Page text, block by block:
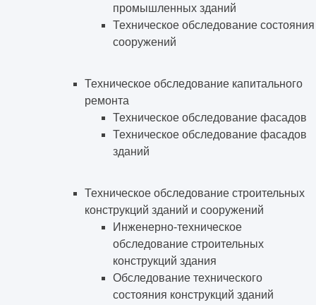
промышленных зданий
Техническое обследование состояния
сооружений
Техническое обследование капитального
ремонта
Техническое обследование фасадов
Техническое обследование фасадов
зданий
Техническое обследование строительных
конструкций зданий и сооружений
Инженерно-техническое
обследование строительных
конструкций здания
Обследование технического
состояния конструкций зданий